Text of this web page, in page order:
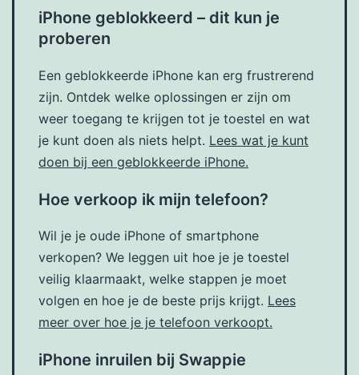
iPhone geblokkeerd – dit kun je
proberen
Een geblokkeerde iPhone kan erg frustrerend
zijn. Ontdek welke oplossingen er zijn om
weer toegang te krijgen tot je toestel en wat
je kunt doen als niets helpt. Lees wat je kunt
doen bij een geblokkeerde iPhone.
Hoe verkoop ik mijn telefoon?
Wil je je oude iPhone of smartphone
verkopen? We leggen uit hoe je je toestel
veilig klaarmaakt, welke stappen je moet
volgen en hoe je de beste prijs krijgt. Lees
meer over hoe je je telefoon verkoopt.
iPhone inruilen bij Swappie